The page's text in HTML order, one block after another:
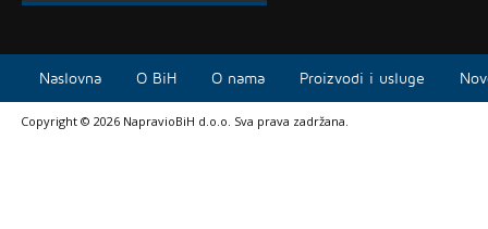
Naslovna O BiH O nama Proizvodi i usluge
Copyright © 2026 NapravioBiH d.o.o. Sva prava zadržana.